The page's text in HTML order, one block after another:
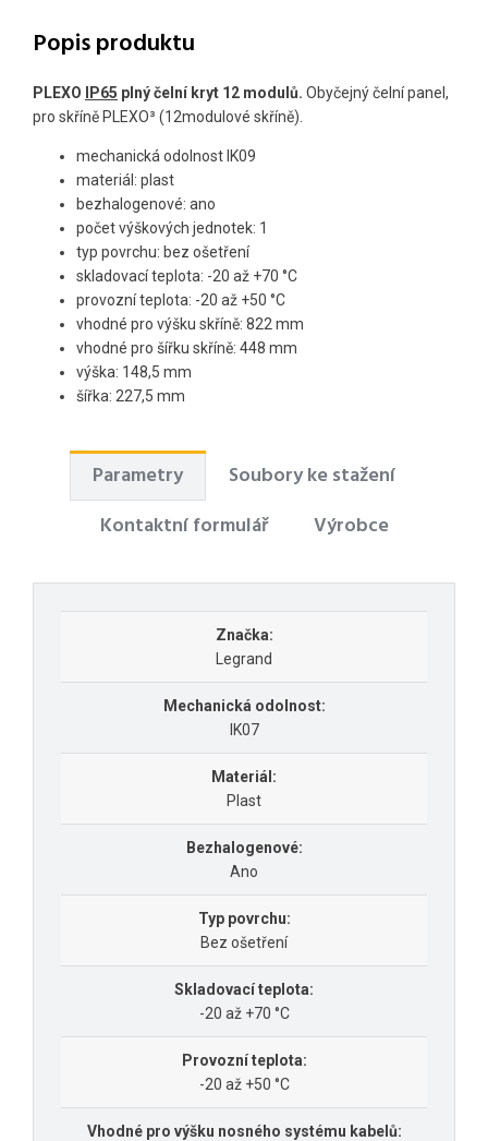
Popis produktu
PLEXO IP65 plný čelní kryt 12 modulů. Obyčejný čelní panel,
pro skříně PLEXO³ (12modulové skříně).
mechanická odolnost IK09
materiál: plast
bezhalogenové: ano
počet výškových jednotek: 1
typ povrchu: bez ošetření
skladovací teplota: -20 až +70 °C
provozní teplota: -20 až +50 °C
vhodné pro výšku skříně: 822 mm
vhodné pro šířku skříně: 448 mm
výška: 148,5 mm
šířka: 227,5 mm
Parametry
Soubory ke stažení
Kontaktní formulář
Výrobce
Značka:
Legrand
Mechanická odolnost:
IK07
Materiál:
Plast
Bezhalogenové:
Ano
Typ povrchu:
Bez ošetření
Skladovací teplota:
-20 až +70 °C
Provozní teplota:
-20 až +50 °C
Vhodné pro výšku nosného systému kabelů: